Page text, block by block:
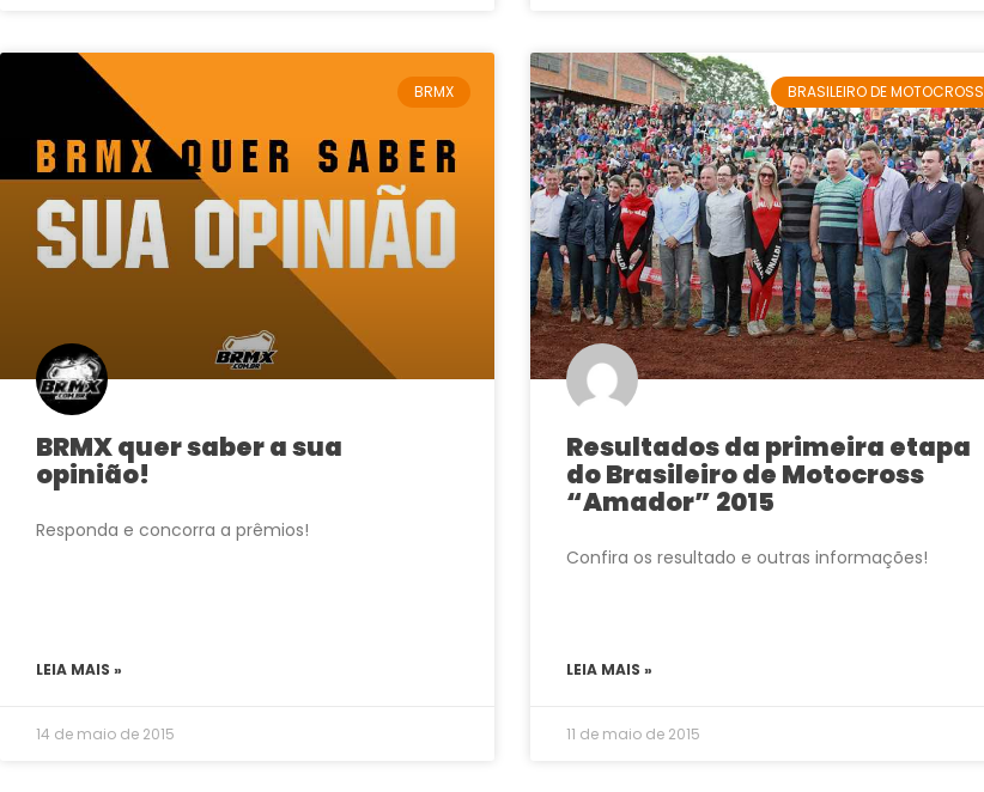
BRMX
BRMX quer saber a sua
opinião!
Responda e concorra a prêmios!
LEIA MAIS »
14 de maio de 2015
BRASILEIRO DE MOTOCROSS
Resultados da primeira etapa
do Brasileiro de Motocross
“Amador” 2015
Confira os resultado e outras informações!
LEIA MAIS »
11 de maio de 2015